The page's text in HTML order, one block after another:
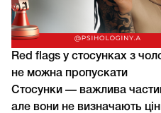
Red flags у стосунках з
не можна пропускати
Стосунки — важлива
але вони не визначають